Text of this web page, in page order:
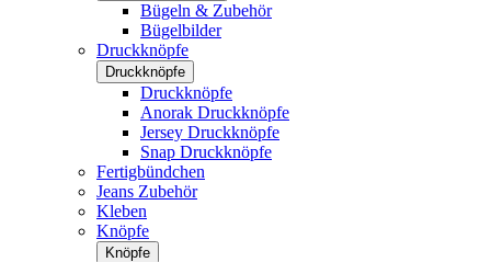
Bügeln & Zubehör
Bügelbilder
Druckknöpfe
Druckknöpfe
Druckknöpfe
Anorak Druckknöpfe
Jersey Druckknöpfe
Snap Druckknöpfe
Fertigbündchen
Jeans Zubehör
Kleben
Knöpfe
Knöpfe